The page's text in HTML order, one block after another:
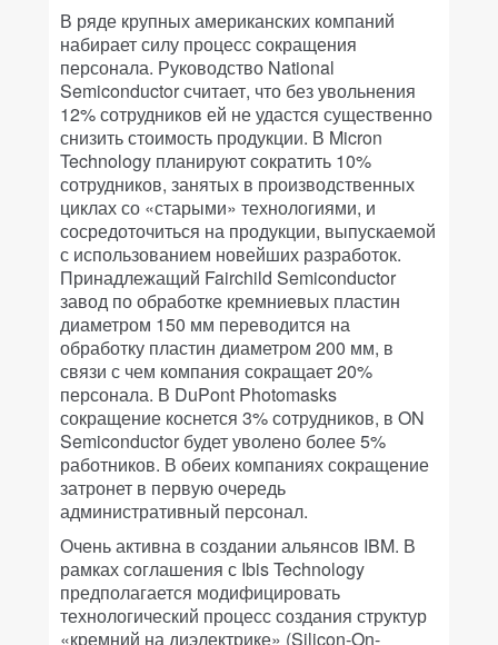
В ряде крупных американских компаний
набирает силу процесс сокращения
персонала. Руководство National
Semiconductor считает, что без увольнения
12% сотрудников ей не удастся существенно
снизить стоимость продукции. В Micron
Technology планируют сократить 10%
сотрудников, занятых в производственных
циклах со «старыми» технологиями, и
сосредоточиться на продукции, выпускаемой
с использованием новейших разработок.
Принадлежащий Fairchild Semiconductor
завод по обработке кремниевых пластин
диаметром 150 мм переводится на
обработку пластин диаметром 200 мм, в
связи с чем компания сокращает 20%
персонала. В DuPont Photomasks
сокращение коснется 3% сотрудников, в ON
Semiconductor будет уволено более 5%
работников. В обеих компаниях сокращение
затронет в первую очередь
административный персонал.
Очень активна в создании альянсов IBM. В
рамках соглашения с Ibis Technology
предполагается модифицировать
технологический процесс создания структур
«кремний на диэлектрике» (Silicon-On-